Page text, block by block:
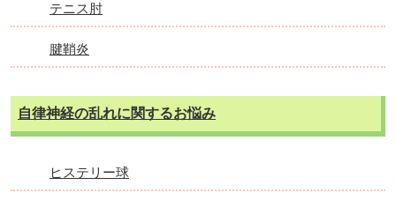
テニス肘
腱鞘炎
自律神経の乱れに関するお悩み
ヒステリー球